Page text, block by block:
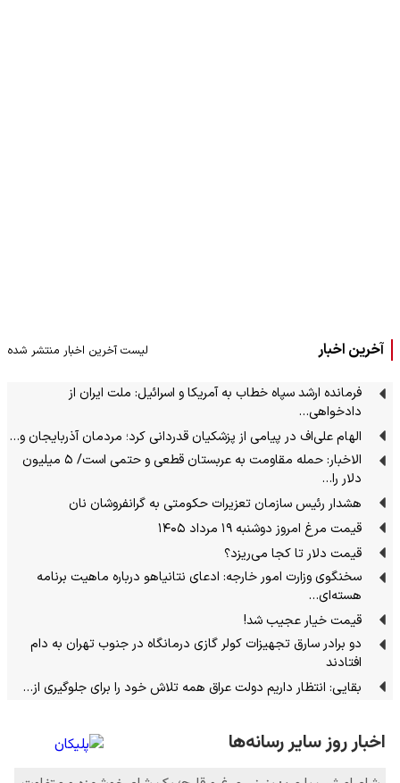
آخرین اخبار لیست آخرین اخبار منتشر شده
فرمانده ارشد سپاه خطاب به آمریکا و اسرائیل: ملت ایران از
دادخواهی…
الهام علی‌اف در پیامی از پزشکیان قدردانی کرد؛ مردمان آذربایجان و…
الاخبار: حمله مقاومت به عربستان قطعی و حتمی است/ ۵ میلیون
دلار را…
هشدار رئیس سازمان تعزیرات حکومتی به گرانفروشان نان
قیمت مرغ امروز دوشنبه ۱۹ مرداد ۱۴۰۵
قیمت دلار تا کجا می‌ریزد؟
سخنگوی وزارت امور خارجه: ادعای نتانیاهو درباره ماهیت برنامه
هسته‌ای…
قیمت خیار عجیب شد!
دو برادر سارق تجهیزات کولر گازی درمانگاه در جنوب تهران به دام
افتادند
بقایی: انتظار داریم دولت عراق همه تلاش خود را برای جلوگیری از…